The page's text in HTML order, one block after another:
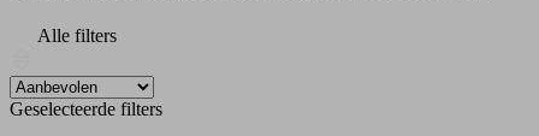
Alle filters
Geselecteerde filters